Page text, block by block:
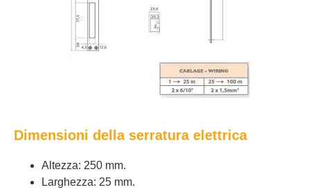
Dimensioni della serratura elettrica
Altezza: 250 mm.
Larghezza: 25 mm.